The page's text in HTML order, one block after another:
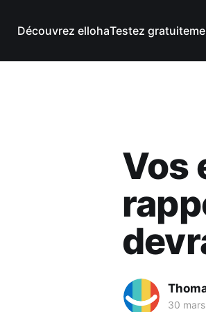
Découvrez ellohaTestez
Vos
30